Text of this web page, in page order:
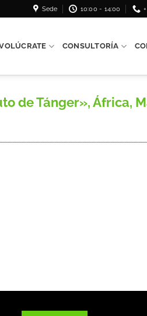
Sede 10:00 - 14:00
CONSULTORÍA
de Tánger», África,